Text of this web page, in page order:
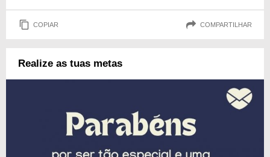
COPIAR COMPARTILHAR
Realize as tuas metas